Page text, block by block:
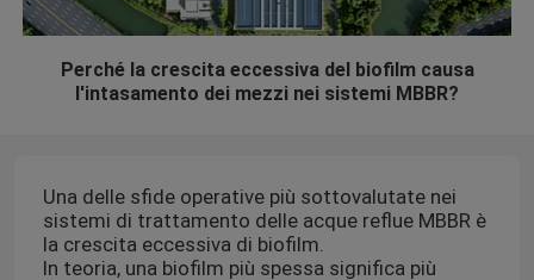
Perché la crescita eccessiva del biofilm causa
l'intasamento dei mezzi nei sistemi MBBR?
Una delle sfide operative più sottovalutate nei
sistemi di trattamento delle acque reflue MBBR è
la crescita eccessiva di biofilm.
In teoria, una biofilm più spessa significa più